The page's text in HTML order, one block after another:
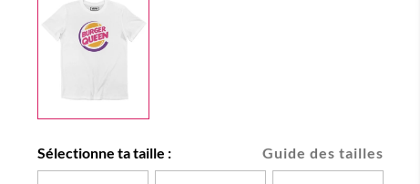
Guide des tailles
Sélectionne ta taille :